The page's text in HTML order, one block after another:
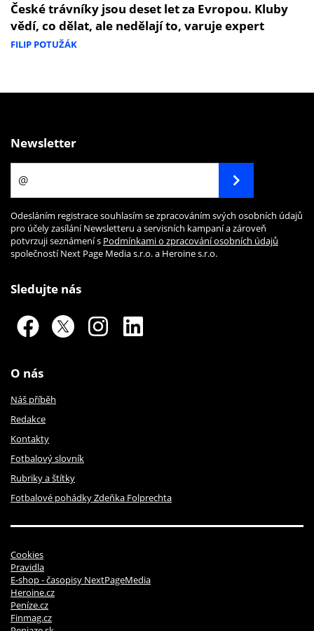
České trávníky jsou deset let za Evropou. Kluby
vědí, co dělat, ale nedělají to, varuje expert
FILIP POTUŽÁK
Newsletter
Odesláním registrace souhlasím se zpracováním svých osobních údajů
pro účely zasílání Newsletteru a servisních kampaní a zároveň
potvrzuji seznámení s Podmínkami o zpracování osobních údajů
společností Next Page Media s.r.o. a Heroine s.r.o.
Sledujte nás
O nás
Náš příběh
Redakce
Kontakty
Fotbalový slovník
Rubriky a štítky
Fotbalové pohádky Zdeňka Folprechta
Cookies
Pravidla
E-shop - časopisy NextPageMedia
Heroine.cz
Peníze.cz
Finmag.cz